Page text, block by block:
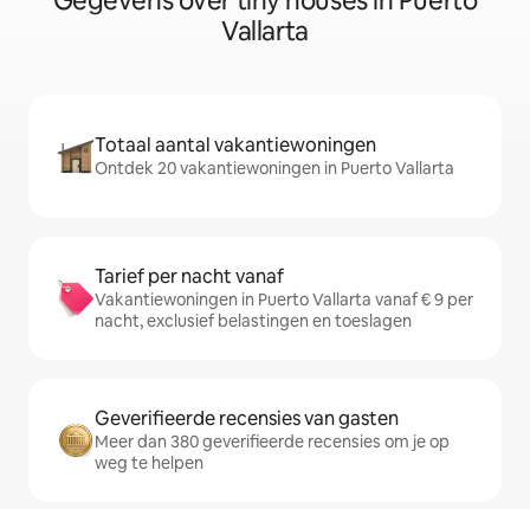
Vallarta
Totaal aantal vakantiewoningen
Ontdek 20 vakantiewoningen in Puerto Vallarta
Tarief per nacht vanaf
Vakantiewoningen in Puerto Vallarta vanaf € 9 per
nacht, exclusief belastingen en toeslagen
Geverifieerde recensies van gasten
Meer dan 380 geverifieerde recensies om je op
weg te helpen